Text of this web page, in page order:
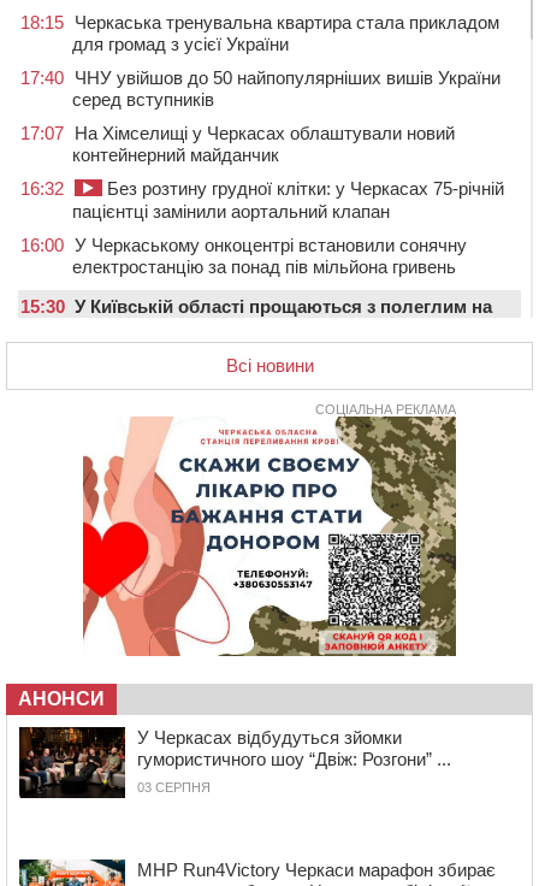
18:15 Черкаська тренувальна квартира стала прикладом
для громад з усієї України
17:40 ЧНУ увійшов до 50 найпопулярніших вишів України
серед вступників
17:07 На Хімселищі у Черкасах облаштували новий
контейнерний майданчик
16:32
Без розтину грудної клітки: у Черкасах 75-річній
пацієнтці замінили аортальний клапан
16:00 У Черкаському онкоцентрі встановили сонячну
електростанцію за понад пів мільйона гривень
15:30 У Київській області прощаються з полеглим на
У Черкасах містяни через нову скляну зупинку і
вирізані дерева потерпають від спеки: Бондаренко
обіцяє масштабне озеленення
Провокував конфлікт і зачинився в автівці: у ТЦК
прокоментували скандал із затриманням
чоловіка у Тальному
У Тальному працівники ТЦК вибили вікно і
витягли з автівки чоловіка (ВІДЕО)
На Звенигородщині чоловік до смерті побив 82-
річного односельця
агітаторку, яка закликала до захоплення України
12:50 “Як сказати дитині, що тато загинув?”: для
вихователів Черкащини запускають серію унікальних
тренінгів
11:35 Від 80 гривень за кілограм: в Україні прогнозують
Всі новини
СОЦІАЛЬНА РЕКЛАМА
АНОНСИ
У Черкасах відбудуться зйомки
гумористичного шоу “Двіж: Розгони” ...
03 СЕРПНЯ
MHP Run4Victory Черкаси марафон збирає